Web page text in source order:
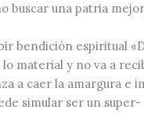
buscar una patria
bendición espiritual
material y no va a
a caer la amargura e
simular ser un